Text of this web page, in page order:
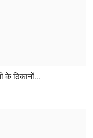
के ठिकानों...